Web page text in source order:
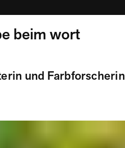
beim wort
und Farbforscherin